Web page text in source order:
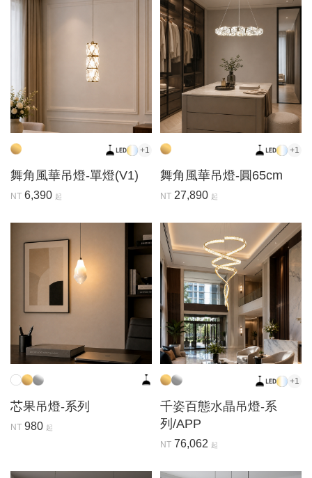
+1
舞角風華吊燈-單燈(V1)
NT 6,390 起
+1
舞角風華吊燈-圓65cm
NT 27,890 起
芯果吊燈-系列
NT 980 起
+1
千姿百態水晶吊燈-系
列/APP
NT 76,062 起